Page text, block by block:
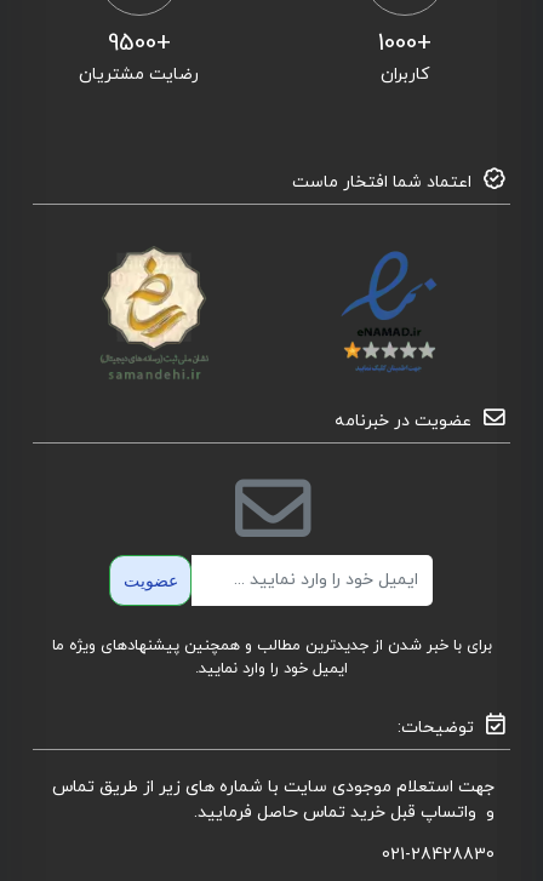
+1000
کاربران
+9500
رضایت مشتریان
اعتماد شما افتخار ماست
عضویت در خبرنامه
عضویت
برای با خبر شدن از جدیدترین مطالب و همچنین پیشنهادهای ویژه ما
ایمیل خود را وارد نمایید.
توضیحات:
جهت استعلام موجودی سایت با شماره های زیر از طریق تماس
و واتساپ قبل خرید تماس حاصل فرمایید.
021-28428830